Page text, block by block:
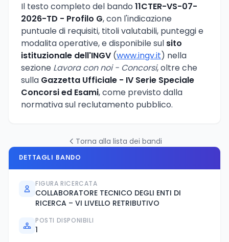
Il testo completo del bando 11CTER-VS-07-
2026-TD - Profilo G, con l'indicazione
puntuale di requisiti, titoli valutabili, punteggi e
modalita operative, e disponibile sul sito
istituzionale dell'INGV (www.ingv.it) nella
sezione Lavora con noi - Concorsi, oltre che
sulla Gazzetta Ufficiale - IV Serie Speciale
Concorsi ed Esami, come previsto dalla
normativa sul reclutamento pubblico.
Torna alla lista dei bandi
DETTAGLI BANDO
FIGURA RICERCATA
COLLABORATORE TECNICO DEGLI ENTI DI
RICERCA – VI LIVELLO RETRIBUTIVO
POSTI DISPONIBILI
1